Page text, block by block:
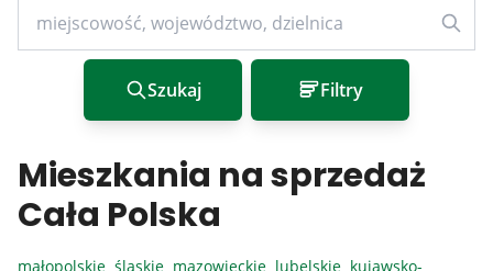
Szukaj Filtry
Mieszkania na sprzedaż
Cała Polska
małopolskie śląskie mazowieckie lubelskie kujawsko-